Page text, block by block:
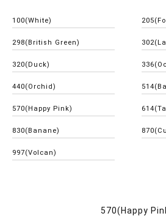
100(White)
298(British Green)
320(Duck)
440(Orchid)
570(Happy Pink)
830(Banane)
997(Volcan)
570(Happy